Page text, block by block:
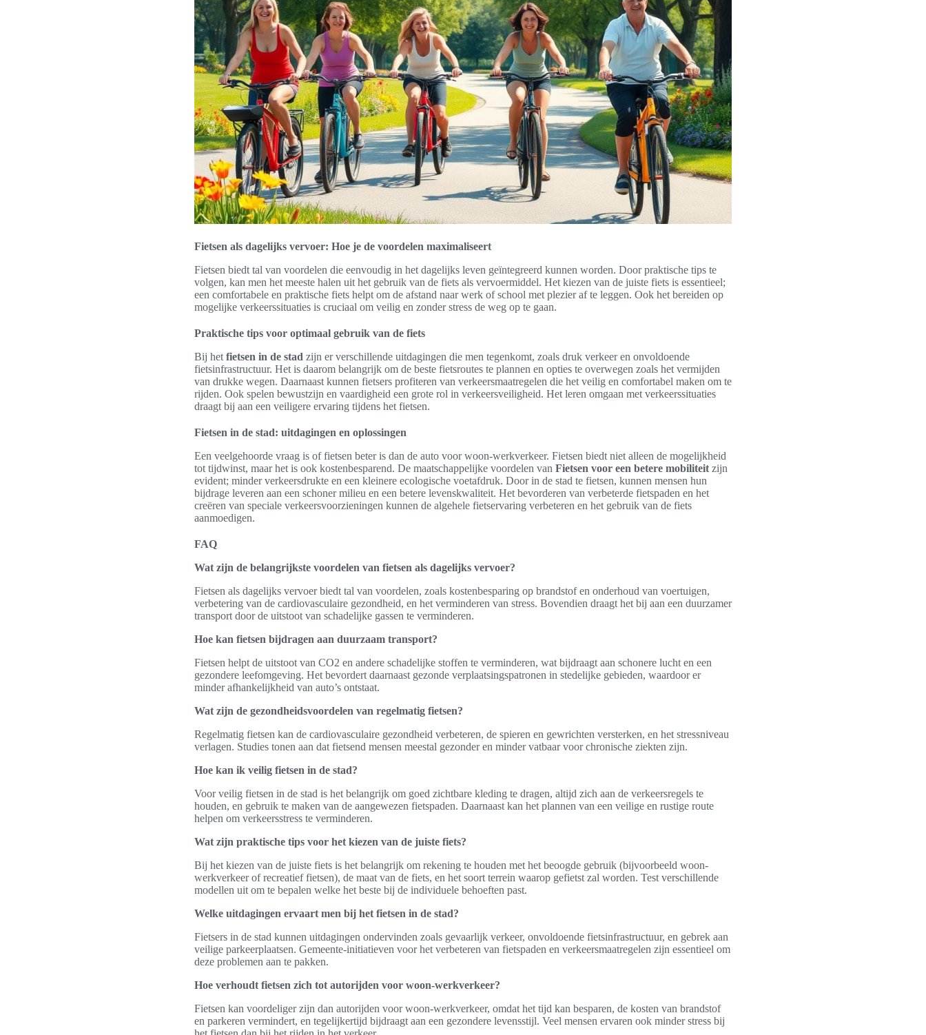
Fietsen als dagelijks vervoer: Hoe je de voordelen maximaliseert
Fietsen biedt tal van voordelen die eenvoudig in het dagelijks leven geïntegreerd kunnen worden. Door praktische tips te
volgen, kan men het meeste halen uit het gebruik van de fiets als vervoermiddel. Het kiezen van de juiste fiets is essentieel;
een comfortabele en praktische fiets helpt om de afstand naar werk of school met plezier af te leggen. Ook het bereiden op
mogelijke verkeerssituaties is cruciaal om veilig en zonder stress de weg op te gaan.
Praktische tips voor optimaal gebruik van de fiets
Bij het fietsen in de stad zijn er verschillende uitdagingen die men tegenkomt, zoals druk verkeer en onvoldoende
fietsinfrastructuur. Het is daarom belangrijk om de beste fietsroutes te plannen en opties te overwegen zoals het vermijden
van drukke wegen. Daarnaast kunnen fietsers profiteren van verkeersmaatregelen die het veilig en comfortabel maken om te
rijden. Ook spelen bewustzijn en vaardigheid een grote rol in verkeersveiligheid. Het leren omgaan met verkeerssituaties
draagt bij aan een veiligere ervaring tijdens het fietsen.
Fietsen in de stad: uitdagingen en oplossingen
Een veelgehoorde vraag is of fietsen beter is dan de auto voor woon-werkverkeer. Fietsen biedt niet alleen de mogelijkheid
tot tijdwinst, maar het is ook kostenbesparend. De maatschappelijke voordelen van Fietsen voor een betere mobiliteit zijn
evident; minder verkeersdrukte en een kleinere ecologische voetafdruk. Door in de stad te fietsen, kunnen mensen hun
bijdrage leveren aan een schoner milieu en een betere levenskwaliteit. Het bevorderen van verbeterde fietspaden en het
creëren van speciale verkeersvoorzieningen kunnen de algehele fietservaring verbeteren en het gebruik van de fiets
aanmoedigen.
FAQ
Wat zijn de belangrijkste voordelen van fietsen als dagelijks vervoer?
Fietsen als dagelijks vervoer biedt tal van voordelen, zoals kostenbesparing op brandstof en onderhoud van voertuigen,
verbetering van de cardiovasculaire gezondheid, en het verminderen van stress. Bovendien draagt het bij aan een duurzamer
transport door de uitstoot van schadelijke gassen te verminderen.
Hoe kan fietsen bijdragen aan duurzaam transport?
Fietsen helpt de uitstoot van CO2 en andere schadelijke stoffen te verminderen, wat bijdraagt aan schonere lucht en een
gezondere leefomgeving. Het bevordert daarnaast gezonde verplaatsingspatronen in stedelijke gebieden, waardoor er
minder afhankelijkheid van auto’s ontstaat.
Wat zijn de gezondheidsvoordelen van regelmatig fietsen?
Regelmatig fietsen kan de cardiovasculaire gezondheid verbeteren, de spieren en gewrichten versterken, en het stressniveau
verlagen. Studies tonen aan dat fietsend mensen meestal gezonder en minder vatbaar voor chronische ziekten zijn.
Hoe kan ik veilig fietsen in de stad?
Voor veilig fietsen in de stad is het belangrijk om goed zichtbare kleding te dragen, altijd zich aan de verkeersregels te
houden, en gebruik te maken van de aangewezen fietspaden. Daarnaast kan het plannen van een veilige en rustige route
helpen om verkeersstress te verminderen.
Wat zijn praktische tips voor het kiezen van de juiste fiets?
Bij het kiezen van de juiste fiets is het belangrijk om rekening te houden met het beoogde gebruik (bijvoorbeeld woon-
werkverkeer of recreatief fietsen), de maat van de fiets, en het soort terrein waarop gefietst zal worden. Test verschillende
modellen uit om te bepalen welke het beste bij de individuele behoeften past.
Welke uitdagingen ervaart men bij het fietsen in de stad?
Fietsers in de stad kunnen uitdagingen ondervinden zoals gevaarlijk verkeer, onvoldoende fietsinfrastructuur, en gebrek aan
veilige parkeerplaatsen. Gemeente-initiatieven voor het verbeteren van fietspaden en verkeersmaatregelen zijn essentieel om
deze problemen aan te pakken.
Hoe verhoudt fietsen zich tot autorijden voor woon-werkverkeer?
Fietsen kan voordeliger zijn dan autorijden voor woon-werkverkeer, omdat het tijd kan besparen, de kosten van brandstof
en parkeren vermindert, en tegelijkertijd bijdraagt aan een gezondere levensstijl. Veel mensen ervaren ook minder stress bij